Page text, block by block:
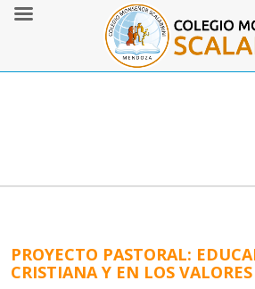
PROYECTO PASTORAL:
CRISTIANA Y EN LOS VALORES